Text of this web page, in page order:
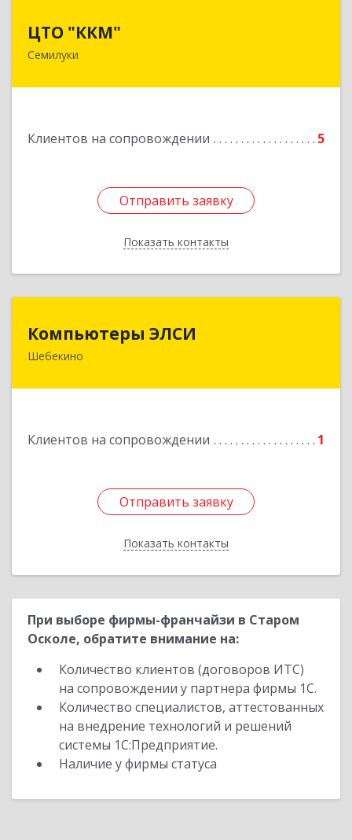
ЦТО "ККМ"
Семилуки
Клиентов на сопровождении 5
Отправить заявку
Показать контакты
Отправить заявку
Назад
Компьютеры ЭЛСИ
Шебекино
Клиентов на сопровождении 1
Отправить заявку
Показать контакты
Отправить заявку
Назад
При выборе фирмы-франчайзи в Старом
Осколе, обратите внимание на:
Количество клиентов (договоров ИТС)
на сопровождении у партнера фирмы 1С.
Количество специалистов, аттестованных
на внедрение технологий и решений
системы 1С:Предприятие.
Наличие у фирмы статуса